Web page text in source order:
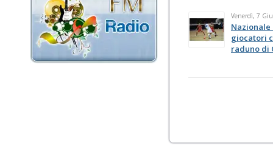
Venerdì, 7
Nazionale
giocatori
raduno di